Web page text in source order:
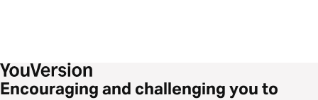
Encouraging and challenging you to